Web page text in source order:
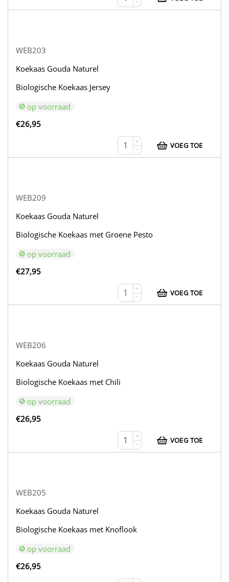
−
WEB203
Koekaas Gouda Naturel
Biologische Koekaas Jersey
op voorraad
€26,95
+
−
VOEG TOE
WEB209
Koekaas Gouda Naturel
Biologische Koekaas met Groene Pesto
op voorraad
€27,95
+
−
VOEG TOE
WEB206
Koekaas Gouda Naturel
Biologische Koekaas met Chili
op voorraad
€26,95
+
−
VOEG TOE
WEB205
Koekaas Gouda Naturel
Biologische Koekaas met Knoflook
op voorraad
€26,95